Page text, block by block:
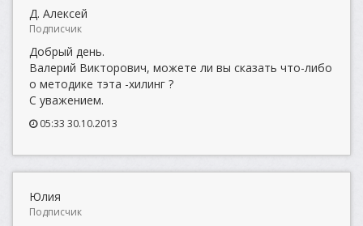
Д. Алексей
Подписчик
Добрый день.
Валерий Викторович, можете ли вы сказать что-либо
о методике тэта -хилинг ?
С уважением.
05:33 30.10.2013
Юлия
Подписчик